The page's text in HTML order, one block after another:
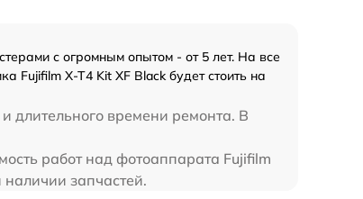
с огромным опытом - от 5 лет. На все
Fujifilm X-T4 Kit XF Black будет стоить на
длительного времени ремонта. В
работ над фотоаппарата Fujifilm
запчастей.